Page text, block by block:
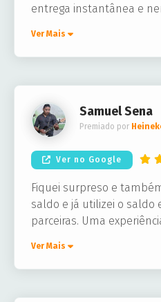
entrega instantânea e
Ver Mais
Samuel Sena
Premiado por
Ver no Google
Fiquei surpreso e
saldo e já utilizei o saldo
parceiras. Uma
Ver Mais